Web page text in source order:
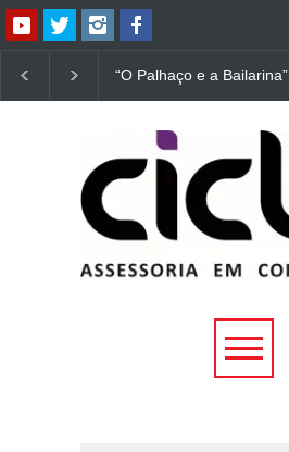
“O Palhaço e a Bailarina”
estreia hoje (1º) em
Uberlândia